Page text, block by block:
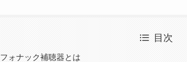
目次
フォナック補聴器とは